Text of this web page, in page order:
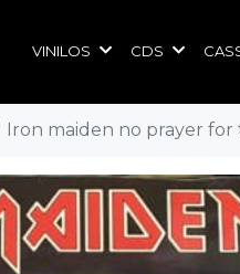
VINILOS CDS
Iron maiden no prayer for